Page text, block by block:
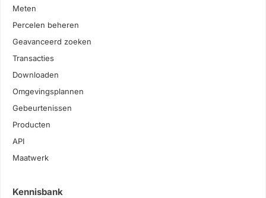
Meten
Percelen beheren
Geavanceerd zoeken
Transacties
Downloaden
Omgevingsplannen
Gebeurtenissen
Producten
API
Maatwerk
Kennisbank